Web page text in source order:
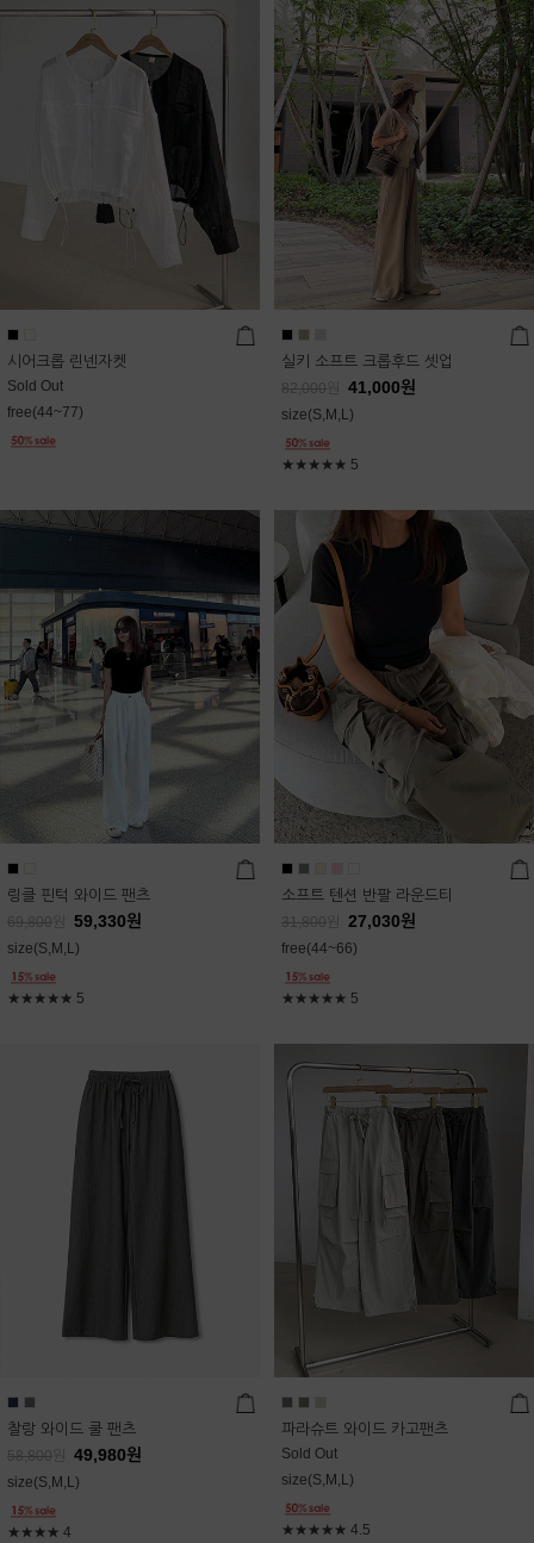
시어크롭 린넨자켓
Sold Out
free(44~77)
실키 소프트 크롭후드 셋업
82,000 41,000원
size(S,M,L)
★★★★★ 5
링클 핀턱 와이드 팬츠
69,800 59,330원
size(S,M,L)
★★★★★ 5
소프트 텐션 반팔 라운드티
31,800 27,030원
free(44~66)
★★★★★ 5
찰랑 와이드 쿨 팬츠
58,800 49,980원
size(S,M,L)
★★★★ 4
파라슈트 와이드 카고팬츠
Sold Out
size(S,M,L)
★★★★★ 4.5